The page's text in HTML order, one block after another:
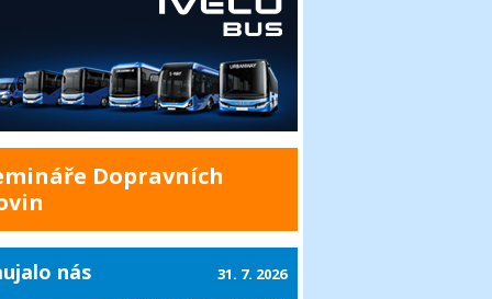
Dopravních
nás 31. 7. 2026